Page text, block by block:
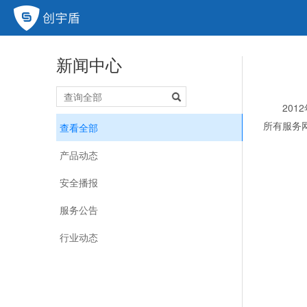
新闻中心
查看全部
产品动态
安全播报
服务公告
行业动态
2012
所有服务